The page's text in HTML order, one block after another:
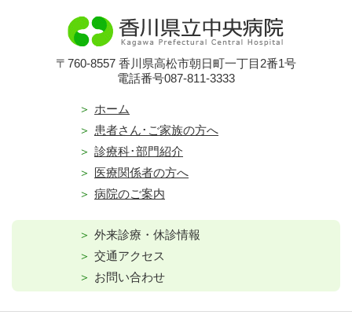
〒760-8557 香川県高松市朝日町一丁目2番1号
電話番号087-811-3333
ホーム
患者さん･ご家族の方へ
診療科･部門紹介
医療関係者の方へ
病院のご案内
外来診療・休診情報
交通アクセス
お問い合わせ